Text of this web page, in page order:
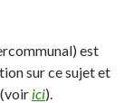
est
sur ce sujet et
ici).